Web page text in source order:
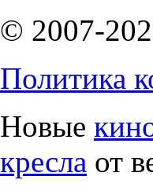
© 2007-
Политика
Новые
кресла от